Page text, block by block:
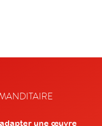
une œuvre